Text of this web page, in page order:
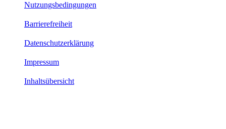
Nutzungsbedingungen
Barrierefreiheit
Datenschutzerklärung
Impressum
Inhaltsübersicht